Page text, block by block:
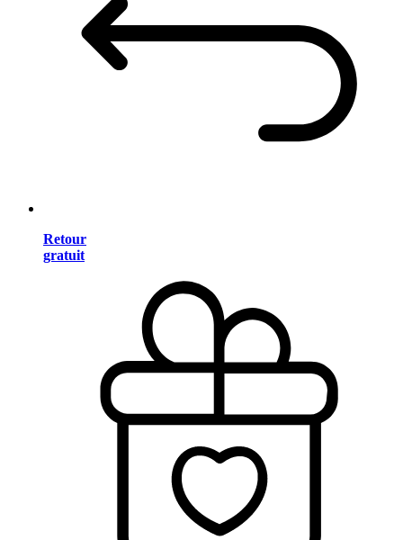
Retour
gratuit